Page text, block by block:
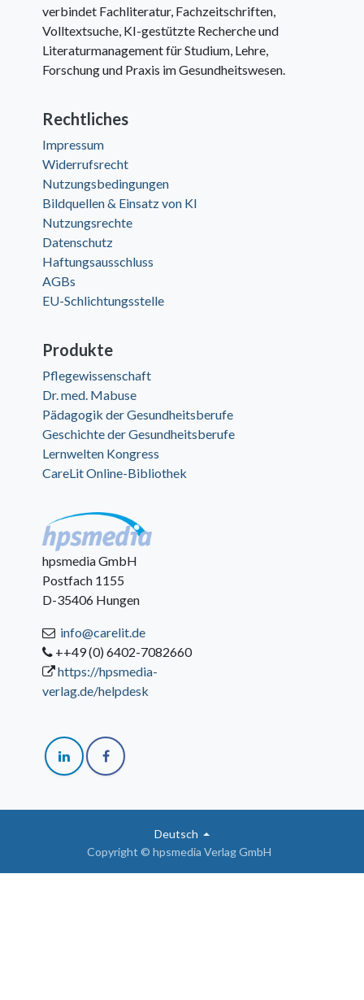
verbindet Fachliteratur, Fachzeitschriften,
Volltextsuche, KI-gestützte Recherche und
Literaturmanagement für Studium, Lehre,
Forschung und Praxis im Gesundheitswesen.
Rechtliches
Impressum
Widerrufsrecht
Nutzungsbedingungen
Bildquellen & Einsatz von KI
Nutzungsrechte
Datenschutz
Haftungsausschluss
AGBs
EU-Schlichtungsstelle
Produkte
Pflegewissenschaft
Dr. med. Mabuse
Pädagogik der Gesundheitsberufe
Geschichte der Gesundheitsberufe
Lernwelten Kongress
CareLit Online-Bibliothek
hpsmedia GmbH
Postfach 1155
D-35406 Hungen
info@carelit.de
++49 (0) 6402-7082660
https://hpsmedia-
verlag.de/helpdesk
Copyright © hpsmedia Verlag GmbH
Deutsch